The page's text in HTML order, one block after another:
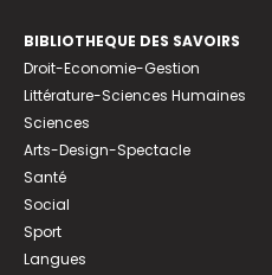
BIBLIOTHEQUE DES SAVOIRS
Droit-Economie-Gestion
Littérature-Sciences Humaines
Sciences
Arts-Design-Spectacle
Santé
Social
Sport
Langues